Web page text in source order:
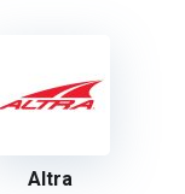
Altra